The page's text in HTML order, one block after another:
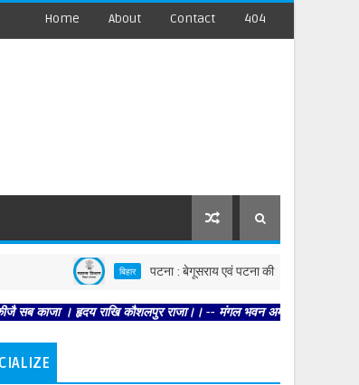
Home About Contact 404
बिहार पटना : बेगूसराय एवं पटना की घटनाओं पर स्वास्थ्य विभाग
। हृदय राखि कौशलपुर राजा।। -- मंगल भवन अमंगल हारी। द्रवहु सुदसरथ